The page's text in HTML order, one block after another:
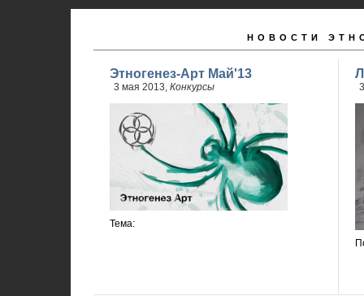
НОВОСТИ
Этногенез-Арт Май'13
3 мая 2013, Конкурсы
Тема: